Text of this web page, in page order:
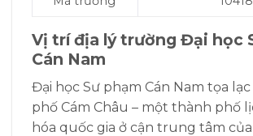
Vị trí địa lýtrường Đại học
Cán Nam
Đại học Sư phạm Cán Nam tọa
phố Cám Châu – một thành phố
hóa quốc gia ở cận trung tâm